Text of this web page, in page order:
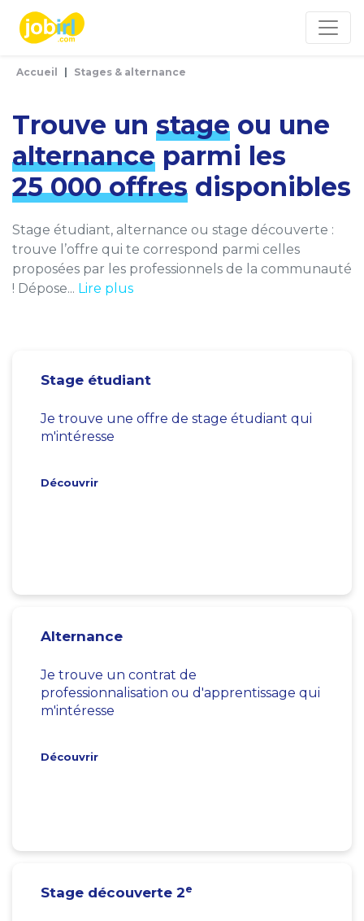
Accueil Stages & alternance
Trouve un stage ou une
alternance parmi les
25 000 offres disponibles
Stage étudiant, alternance ou stage découverte :
trouve l’offre qui te correspond parmi celles
proposées par les professionnels de la communauté
! Dépose... Lire plus
Stage étudiant
Je trouve une offre de stage étudiant qui
m'intéresse
Découvrir
Alternance
Je trouve un contrat de
professionnalisation ou d'apprentissage qui
m'intéresse
Découvrir
Stage découverte 2e
Panneau de gestion des cookies